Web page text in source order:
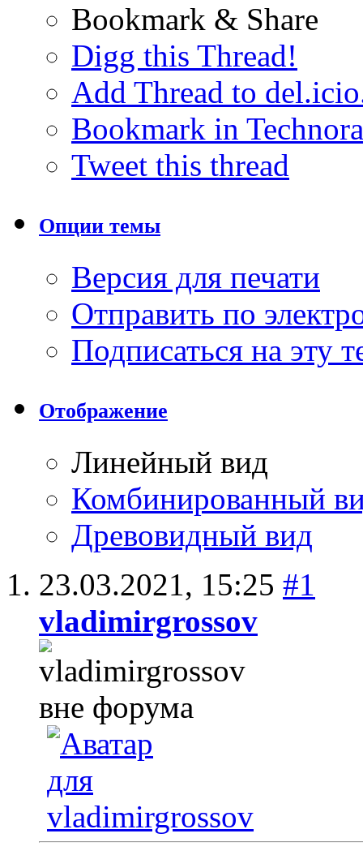
Bookmark & Share
Digg this Thread!
Add Thread to
Bookmark in
Tweet this thread
Опции темы
Версия для печати
Отправить по
Подписаться на эту
Отображение
Линейный вид
Комбинированный
Древовидный вид
23.03.2021, 15:25 #1
vladimirgrossov